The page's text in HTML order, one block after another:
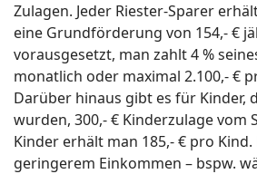
Zulagen. Jeder Riester-Sparer
eine Grundförderung von 154,- €
vorausgesetzt, man zahlt 4 %
monatlich oder maximal 2.100,- €
Darüber hinaus gibt es für Kinder,
wurden, 300,- € Kinderzulage vom
Kinder erhält man 185,- € pro
geringerem Einkommen – bspw.